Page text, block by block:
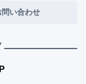
問い合わせ